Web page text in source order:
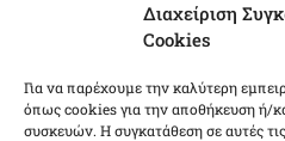
Διαχείριση
Cookies
Για να παρέχουμε την καλύτερη
όπως cookies για την αποθήκευση ή/
συσκευών. Η συγκατάθεση σε αυτές